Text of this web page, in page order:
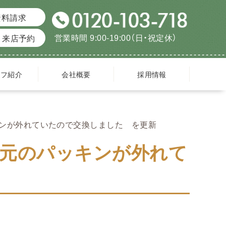
請求
来店予約
営業時間 9:00-19:00（日・祝定休）
紹介 会社概要 採用情報
が外れていたので交換しました を更新
のパッキンが外れて